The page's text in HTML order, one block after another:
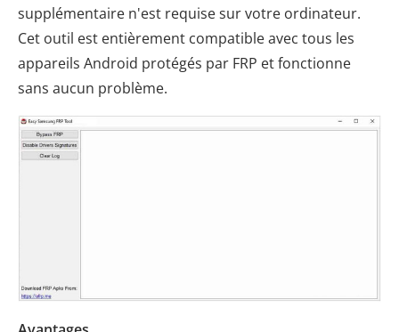
supplémentaire n'est requise sur votre ordinateur.
Cet outil est entièrement compatible avec tous les
appareils Android protégés par FRP et fonctionne
sans aucun problème.